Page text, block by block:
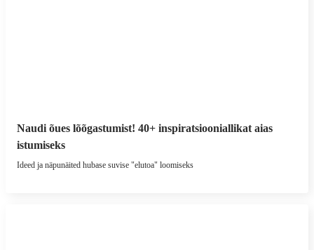
Naudi õues lõõgastumist! 40+ inspiratsiooniallikat aias
istumiseks
Ideed ja näpunäited hubase suvise "elutoa" loomiseks